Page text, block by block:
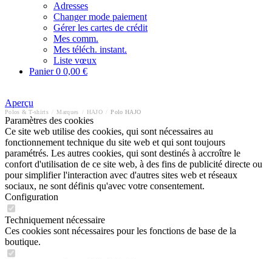
Adresses
Changer mode paiement
Gérer les cartes de crédit
Mes comm.
Mes téléch. instant.
Liste vœux
Panier0 0,00 €
Aperçu
Polos & T-shirts Marques HAJO Polo HAJO
Paramètres des cookies
Ce site web utilise des cookies, qui sont nécessaires au
fonctionnement technique du site web et qui sont toujours
paramétrés. Les autres cookies, qui sont destinés à accroître le
confort d'utilisation de ce site web, à des fins de publicité directe ou
pour simplifier l'interaction avec d'autres sites web et réseaux
sociaux, ne sont définis qu'avec votre consentement.
Configuration
Techniquement nécessaire
Ces cookies sont nécessaires pour les fonctions de base de la
boutique.